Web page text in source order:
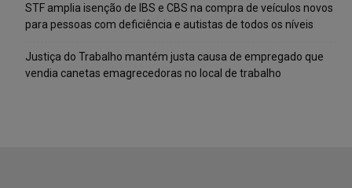
STF amplia isenção de IBS e CBS na compra de veículos novos
para pessoas com deficiência e autistas de todos os níveis
Justiça do Trabalho mantém justa causa de empregado que
vendia canetas emagrecedoras no local de trabalho